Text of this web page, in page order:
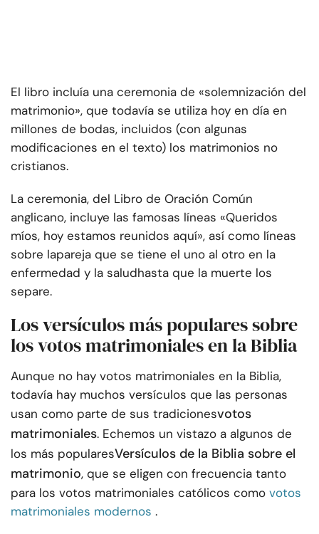
El libro incluía una ceremonia de «solemnización del
matrimonio», que todavía se utiliza hoy en día en
millones de bodas, incluidos (con algunas
modificaciones en el texto) los matrimonios no
cristianos.
La ceremonia, del Libro de Oración Común
anglicano, incluye las famosas líneas «Queridos
míos, hoy estamos reunidos aquí», así como líneas
sobre lapareja que se tiene el uno al otro en la
enfermedad y la saludhasta que la muerte los
separe.
Los versículos más populares sobre
los votos matrimoniales en la Biblia
Aunque no hay votos matrimoniales en la Biblia,
todavía hay muchos versículos que las personas
usan como parte de sus tradicionesvotos
matrimoniales. Echemos un vistazo a algunos de
los más popularesVersículos de la Biblia sobre el
matrimonio, que se eligen con frecuencia tanto
para los votos matrimoniales católicos como votos
matrimoniales modernos .